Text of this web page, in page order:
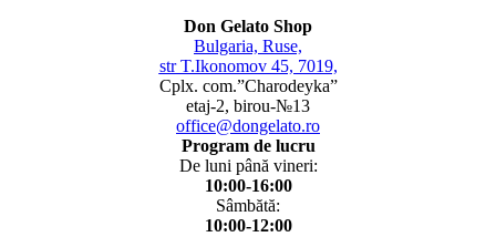
Don Gelato Shop
Bulgaria, Ruse,
str T.Ikonomov 45, 7019,
Cplx. com.”Charodeyka”
etaj-2, birou-№13
office@dongelato.ro
Program de lucru
De luni până vineri:
10:00-16:00
Sâmbătă:
10:00-12:00